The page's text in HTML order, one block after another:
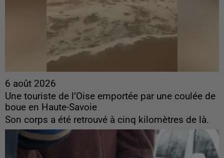
6 août 2026
Une touriste de l’Oise emportée par une coulée de
boue en Haute-Savoie
Son corps a été retrouvé à cinq kilomètres de là.